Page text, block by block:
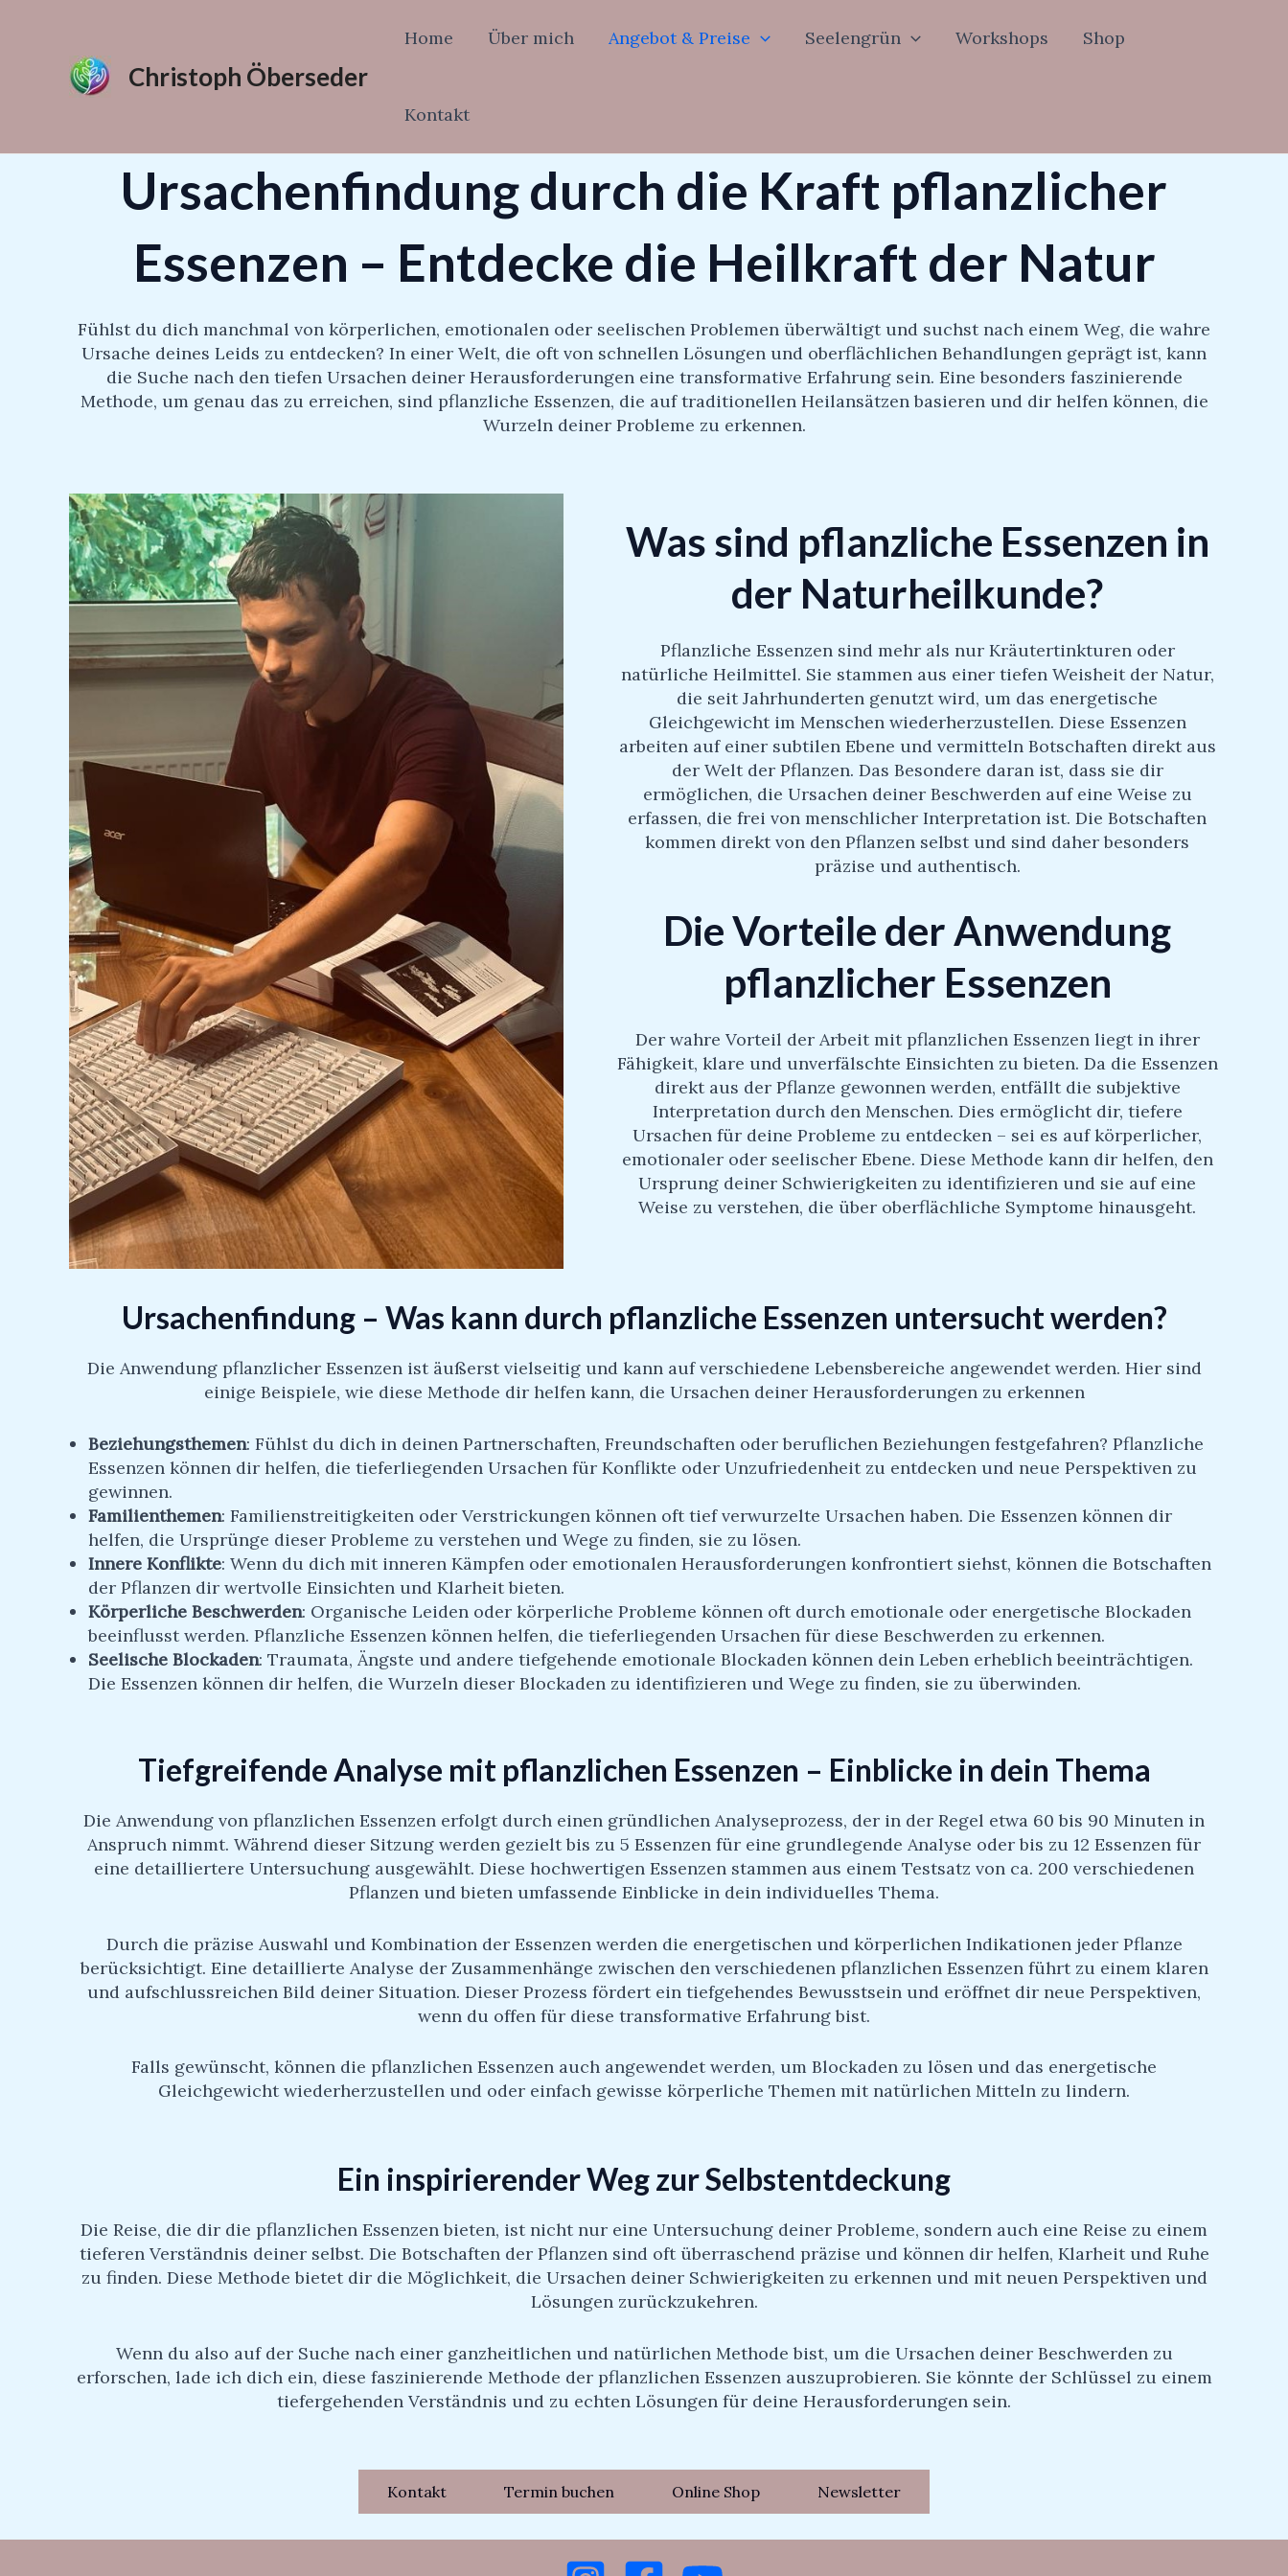
Christoph Öberseder
Home Über mich Angebot & Preise Seelengrün Workshops Shop
Kontakt
Ursachenfindung durch die Kraft pflanzlicher
Essenzen – Entdecke die Heilkraft der Natur
Fühlst du dich manchmal von körperlichen, emotionalen oder seelischen Problemen überwältigt und suchst nach einem Weg, die wahre
Ursache deines Leids zu entdecken? In einer Welt, die oft von schnellen Lösungen und oberflächlichen Behandlungen geprägt ist, kann
die Suche nach den tiefen Ursachen deiner Herausforderungen eine transformative Erfahrung sein. Eine besonders faszinierende
Methode, um genau das zu erreichen, sind pflanzliche Essenzen, die auf traditionellen Heilansätzen basieren und dir helfen können, die
Wurzeln deiner Probleme zu erkennen.
Was sind pflanzliche Essenzen in
der Naturheilkunde?
Pflanzliche Essenzen sind mehr als nur Kräutertinkturen oder
natürliche Heilmittel. Sie stammen aus einer tiefen Weisheit der Natur,
die seit Jahrhunderten genutzt wird, um das energetische
Gleichgewicht im Menschen wiederherzustellen. Diese Essenzen
arbeiten auf einer subtilen Ebene und vermitteln Botschaften direkt aus
der Welt der Pflanzen. Das Besondere daran ist, dass sie dir
ermöglichen, die Ursachen deiner Beschwerden auf eine Weise zu
erfassen, die frei von menschlicher Interpretation ist. Die Botschaften
kommen direkt von den Pflanzen selbst und sind daher besonders
präzise und authentisch.
Die Vorteile der Anwendung
pflanzlicher Essenzen
Der wahre Vorteil der Arbeit mit pflanzlichen Essenzen liegt in ihrer
Fähigkeit, klare und unverfälschte Einsichten zu bieten. Da die Essenzen
direkt aus der Pflanze gewonnen werden, entfällt die subjektive
Interpretation durch den Menschen. Dies ermöglicht dir, tiefere
Ursachen für deine Probleme zu entdecken – sei es auf körperlicher,
emotionaler oder seelischer Ebene. Diese Methode kann dir helfen, den
Ursprung deiner Schwierigkeiten zu identifizieren und sie auf eine
Weise zu verstehen, die über oberflächliche Symptome hinausgeht.
Ursachenfindung – Was kann durch pflanzliche Essenzen untersucht werden?
Die Anwendung pflanzlicher Essenzen ist äußerst vielseitig und kann auf verschiedene Lebensbereiche angewendet werden. Hier sind
einige Beispiele, wie diese Methode dir helfen kann, die Ursachen deiner Herausforderungen zu erkennen
Beziehungsthemen: Fühlst du dich in deinen Partnerschaften, Freundschaften oder beruflichen Beziehungen festgefahren? Pflanzliche
Essenzen können dir helfen, die tieferliegenden Ursachen für Konflikte oder Unzufriedenheit zu entdecken und neue Perspektiven zu
gewinnen.
Familienthemen: Familienstreitigkeiten oder Verstrickungen können oft tief verwurzelte Ursachen haben. Die Essenzen können dir
helfen, die Ursprünge dieser Probleme zu verstehen und Wege zu finden, sie zu lösen.
Innere Konflikte: Wenn du dich mit inneren Kämpfen oder emotionalen Herausforderungen konfrontiert siehst, können die Botschaften
der Pflanzen dir wertvolle Einsichten und Klarheit bieten.
Körperliche Beschwerden: Organische Leiden oder körperliche Probleme können oft durch emotionale oder energetische Blockaden
beeinflusst werden. Pflanzliche Essenzen können helfen, die tieferliegenden Ursachen für diese Beschwerden zu erkennen.
Seelische Blockaden: Traumata, Ängste und andere tiefgehende emotionale Blockaden können dein Leben erheblich beeinträchtigen.
Die Essenzen können dir helfen, die Wurzeln dieser Blockaden zu identifizieren und Wege zu finden, sie zu überwinden.
Tiefgreifende Analyse mit pflanzlichen Essenzen – Einblicke in dein Thema
Die Anwendung von pflanzlichen Essenzen erfolgt durch einen gründlichen Analyseprozess, der in der Regel etwa 60 bis 90 Minuten in
Anspruch nimmt. Während dieser Sitzung werden gezielt bis zu 5 Essenzen für eine grundlegende Analyse oder bis zu 12 Essenzen für
eine detailliertere Untersuchung ausgewählt. Diese hochwertigen Essenzen stammen aus einem Testsatz von ca. 200 verschiedenen
Pflanzen und bieten umfassende Einblicke in dein individuelles Thema.
Durch die präzise Auswahl und Kombination der Essenzen werden die energetischen und körperlichen Indikationen jeder Pflanze
berücksichtigt. Eine detaillierte Analyse der Zusammenhänge zwischen den verschiedenen pflanzlichen Essenzen führt zu einem klaren
und aufschlussreichen Bild deiner Situation. Dieser Prozess fördert ein tiefgehendes Bewusstsein und eröffnet dir neue Perspektiven,
wenn du offen für diese transformative Erfahrung bist.
Falls gewünscht, können die pflanzlichen Essenzen auch angewendet werden, um Blockaden zu lösen und das energetische
Gleichgewicht wiederherzustellen und oder einfach gewisse körperliche Themen mit natürlichen Mitteln zu lindern.
Ein inspirierender Weg zur Selbstentdeckung
Die Reise, die dir die pflanzlichen Essenzen bieten, ist nicht nur eine Untersuchung deiner Probleme, sondern auch eine Reise zu einem
tieferen Verständnis deiner selbst. Die Botschaften der Pflanzen sind oft überraschend präzise und können dir helfen, Klarheit und Ruhe
zu finden. Diese Methode bietet dir die Möglichkeit, die Ursachen deiner Schwierigkeiten zu erkennen und mit neuen Perspektiven und
Lösungen zurückzukehren.
Wenn du also auf der Suche nach einer ganzheitlichen und natürlichen Methode bist, um die Ursachen deiner Beschwerden zu
erforschen, lade ich dich ein, diese faszinierende Methode der pflanzlichen Essenzen auszuprobieren. Sie könnte der Schlüssel zu einem
tiefergehenden Verständnis und zu echten Lösungen für deine Herausforderungen sein.
Kontakt Termin buchen Online Shop Newsletter